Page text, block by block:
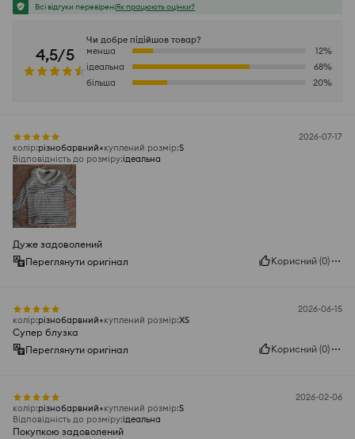
Всі відгуки перевіреніЯк працюють оцінки?
4,5/5
Чи добре підійшов товар?
менша
12%
ідеальна
68%
більша
20%
2026-07-17
колір:різнобарвний куплений розмір:S
Відповідність до розміру:ідеальна
Дуже задоволений
Переглянути оригінал
Корисний (0)
2026-06-15
колір:різнобарвний куплений розмір:XS
Супер блузка
Переглянути оригінал
Корисний (0)
2026-02-06
колір:різнобарвний куплений розмір:S
Відповідність до розміру:ідеальна
Покупкою задоволений